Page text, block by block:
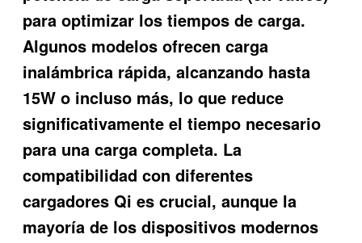
para optimizar los tiempos de carga.
Algunos modelos ofrecen carga
inalámbrica rápida, alcanzando hasta
15W o incluso más, lo que reduce
significativamente el tiempo necesario
para una carga completa. La
compatibilidad con diferentes
cargadores Qi es crucial, aunque la
mayoría de los dispositivos modernos